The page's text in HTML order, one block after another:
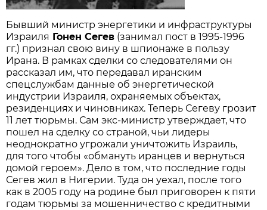
Бывший министр энергетики и инфраструктуры
Израиля Гонен Сегев (занимал пост в 1995-1996
гг.) признал свою вину в шпионаже в пользу
Ирана. В рамках сделки со следователями он
рассказал им, что передавал иранским
спецслужбам данные об энергетической
индустрии Израиля, охраняемых объектах,
резиденциях и чиновниках. Теперь Сегеву грозит
11 лет тюрьмы. Сам экс-министр утверждает, что
пошел на сделку со страной, чьи лидеры
неоднократно угрожали уничтожить Израиль,
для того чтобы «обмануть иранцев и вернуться
домой героем». Дело в том, что последние годы
Сегев жил в Нигерии. Туда он уехал, после того
как в 2005 году на родине был приговорен к пяти
годам тюрьмы за мошенничество с кредитными